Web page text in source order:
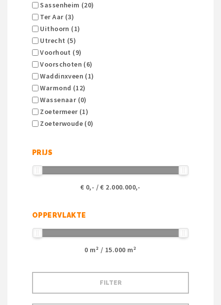
Sassenheim (20)
Ter Aar (3)
Uithoorn (1)
Utrecht (5)
Voorhout (9)
Voorschoten (6)
Waddinxveen (1)
Warmond (12)
Wassenaar (0)
Zoetermeer (1)
Zoeterwoude (0)
PRIJS
€ 0,- / € 2.000.000,-
OPPERVLAKTE
0 m² / 15.000 m²